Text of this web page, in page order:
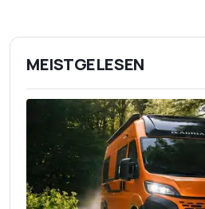
MEISTGELESEN